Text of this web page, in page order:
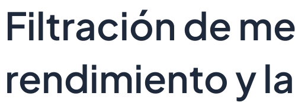
Filtración de
rendimiento y